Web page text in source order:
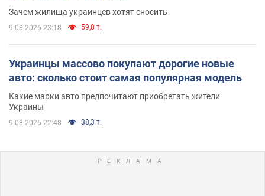
Зачем жилища украинцев хотят сносить
9.08.2026 23:18 59,8 т.
Украинцы массово покупают дорогие новые
авто: сколько стоит самая популярная модель
Какие марки авто предпочитают приобретать жители
Украины
9.08.2026 22:48 38,3 т.